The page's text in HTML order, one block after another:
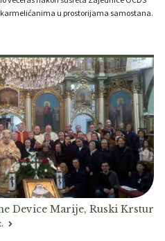
u prostorijama samostana.
Device Marije, Ruski Krstur